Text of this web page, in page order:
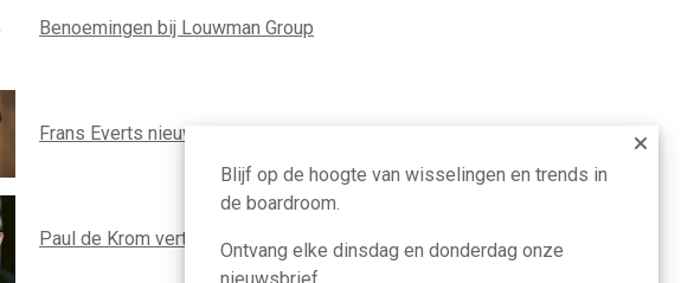
Benoemingen bij Louwman Group
Frans Everts nieuwe ceo TenneT
Paul de Krom vertrekt als ceo van Louwman Group
Blijf op de hoogte van wisselingen en trends in
de boardroom.
Ontvang elke dinsdag en donderdag onze